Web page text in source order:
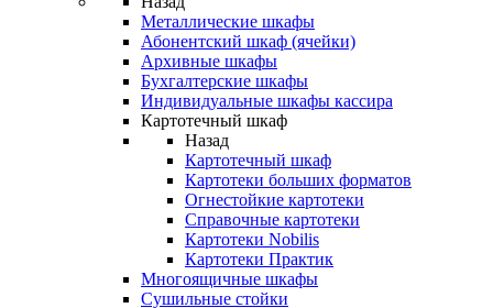
Металлические шкафы
Абонентский шкаф (ячейки)
Архивные шкафы
Бухгалтерские шкафы
Индивидуальные шкафы кассира
Картотечный шкаф
Назад
Картотечный шкаф
Картотеки больших форматов
Огнестойкие картотеки
Справочные картотеки
Картотеки Nobilis
Картотеки Практик
Многоящичные шкафы
Сушильные стойки